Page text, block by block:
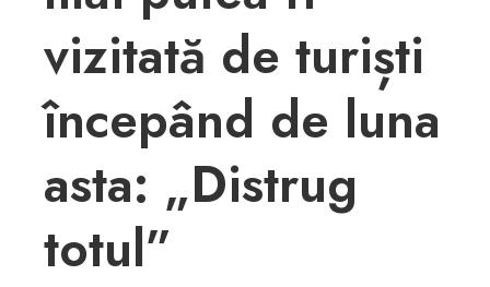
vizitată de turiști
începând de luna
asta: „Distrug
totul”